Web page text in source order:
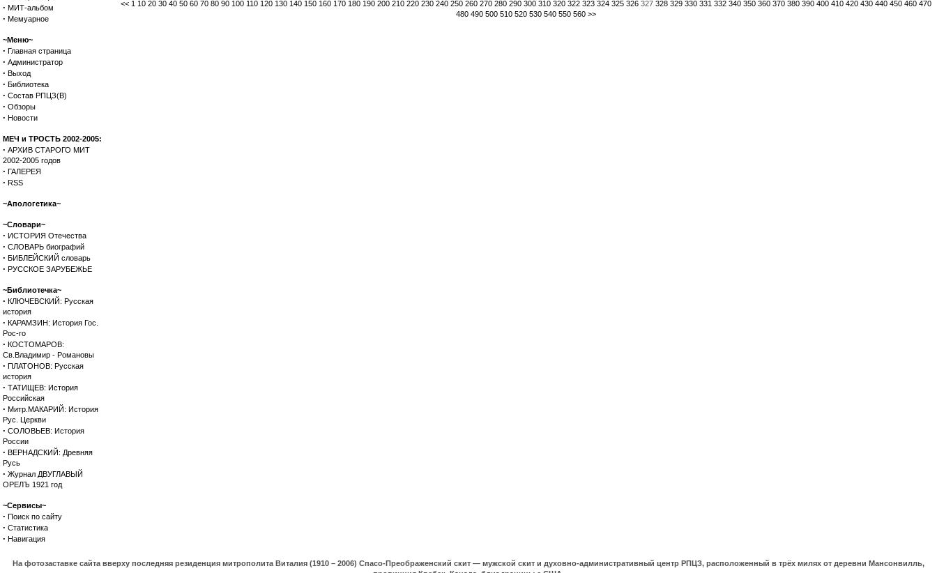
· МИТ-альбом
· Мемуарное
~Меню~
· Главная страница
· Администратор
· Выход
· Библиотека
· Состав РПЦЗ(В)
· Обзоры
· Новости
МЕЧ и ТРОСТЬ 2002-2005:
· АРХИВ СТАРОГО МИТ
2002-2005 годов
· ГАЛЕРЕЯ
· RSS
~Апологетика~
~Словари~
· ИСТОРИЯ Отечества
· СЛОВАРЬ биографий
· БИБЛЕЙСКИЙ словарь
· РУССКОЕ ЗАРУБЕЖЬЕ
~Библиотечка~
· КЛЮЧЕВСКИЙ: Русская
история
· КАРАМЗИН: История Гос.
Рос-го
· КОСТОМАРОВ:
Св.Владимир - Романовы
· ПЛАТОНОВ: Русская
история
· ТАТИЩЕВ: История
Российская
· Митр.МАКАРИЙ: История
Рус. Церкви
· СОЛОВЬЕВ: История
России
· ВЕРНАДСКИЙ: Древняя
Русь
· Журнал ДВУГЛАВЫЙ
ОРЕЛЪ 1921 год
~Сервисы~
· Поиск по сайту
· Статистика
· Навигация
<< 1 10 20 30 40 50 60 70 80 90 100 110 120 130 140 150 160 170 180 190 200 210 220 230 240 250 260 270 280 290 300 310 320 322 323 324 325 326327 328 329 330 331 332 340 350 360 370 380 390 400 410 420 430 440 450 460 470
480 490 500 510 520 530 540 550 560 >>
На фотозаставке сайта вверху последняя резиденция митрополита Виталия (1910 – 2006) Спасо-Преображенский скит — мужской скит и духовно-административный центр РПЦЗ, расположенный в трёх милях от деревни Мансонвилль,